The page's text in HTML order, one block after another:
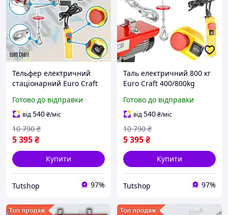
Тельфер електричний
стаціонарний Euro Craft
Тельфер зі зменшеною
будівельною висотою
Готово до відправки
від540₴/міс
5 395₴
10 790 ₴
Купити
Tutshop 97%
Таль електричний 800 кг
Euro Craft 400/800kg
будівельні електричні
Електроталь 220
Готово до відправки
від540₴/міс
5 395₴
10 790 ₴
Купити
Tutshop 97%